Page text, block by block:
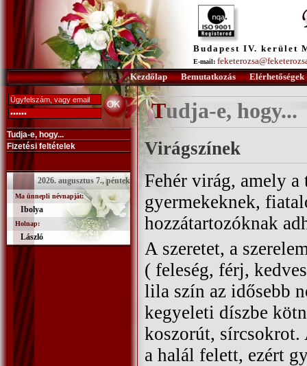
Budapest IV. kerület
E-mail:
Kezdőlap
Bemutatkozás Elérhetőségek
Tudja-e, hogy...
Fizetési feltételek
2026. augusztus 7., péntek
Ma ünnepli névnapját:
Ibolya
Holnap:
László
Tudja-e, hogy...
Virágszínek
Fehér virág, amely a
gyermekeknek,
hozzátartozóknak
A szeretet, a
( feleség, férj,
lila szín az idősebb
kegyeleti díszbe
koszorút, sírcsokrot.
a halál felett, ezért